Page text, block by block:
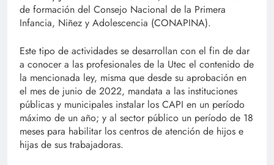
de formación del Consejo Nacional de la Primera
Infancia, Niñez y Adolescencia (CONAPINA).
Este tipo de actividades se desarrollan con el fin de dar
a conocer a las profesionales de la Utec el contenido de
la mencionada ley, misma que desde su aprobación en
el mes de junio de 2022, mandata a las instituciones
públicas y municipales instalar los CAPI en un período
máximo de un año; y al sector público un período de 18
meses para habilitar los centros de atención de hijos e
hijas de sus trabajadoras.